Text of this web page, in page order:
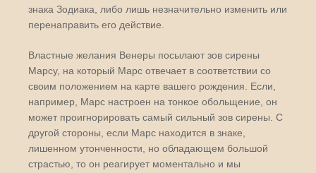
знака Зодиака, либо лишь незначительно изменить или
перенаправить его действие.
Властные желания Венеры посылают зов сирены
Марсу, на который Марс отвечает в соответствии со
своим положением на карте вашего рождения. Если,
например, Марс настроен на тонкое обольщение, он
может проигнорировать самый сильный зов сирены. С
другой стороны, если Марс находится в знаке,
лишенном утонченности, но обладающем большой
страстью, то он реагирует моментально и мы